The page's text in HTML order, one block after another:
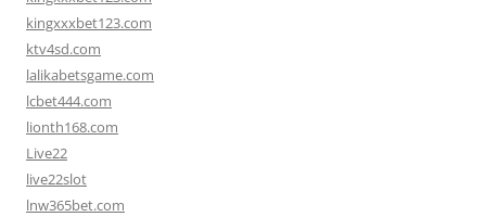
kingxxxbet123.com
ktv4sd.com
lalikabetsgame.com
lcbet444.com
lionth168.com
Live22
live22slot
lnw365bet.com